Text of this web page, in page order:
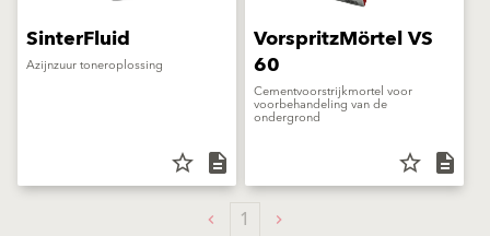
SinterFluid
Azijnzuur toneroplossing
star_border description
VorspritzMörtel VS
60
Cementvoorstrijkmortel voor
voorbehandeling van de
ondergrond
star_border description
1